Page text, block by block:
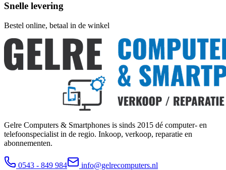
Snelle levering
Bestel online, betaal in de winkel
Gelre Computers & Smartphones is sinds 2015 dé computer- en
telefoonspecialist in de regio. Inkoop, verkoop, reparatie en
abonnementen.
0543 - 849 984 info@gelrecomputers.nl